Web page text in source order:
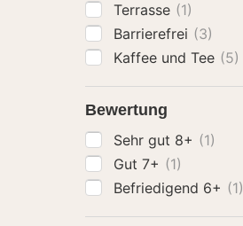
Terrasse (1)
Barrierefrei (3)
Kaffee und Tee (5)
Bewertung
Sehr gut 8+ (1)
Gut 7+ (1)
Befriedigend 6+ (1)